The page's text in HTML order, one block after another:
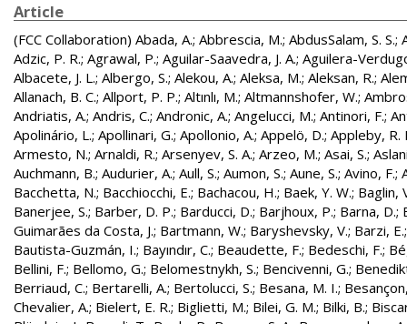
Article
(FCC Collaboration) Abada, A.; Abbrescia, M.; AbdusSalam, S. S.;
Adzic, P. R.; Agrawal, P.; Aguilar-Saavedra, J. A.; Aguilera-
Albacete, J. L.; Albergo, S.; Alekou, A.; Aleksa, M.; Aleksan, R.;
Allanach, B. C.; Allport, P. P.; Altınlı, M.; Altmannshofer, W.;
Andriatis, A.; Andris, C.; Andronic, A.; Angelucci, M.; Antinori, F.;
Apolinário, L.; Apollinari, G.; Apollonio, A.; Appelö, D.; Appleby, R.
Armesto, N.; Arnaldi, R.; Arsenyev, S. A.; Arzeo, M.; Asai, S.;
Auchmann, B.; Audurier, A.; Aull, S.; Aumon, S.; Aune, S.; Avino, F.;
Bacchetta, N.; Bacchiocchi, E.; Bachacou, H.; Baek, Y. W.; Baglin,
Banerjee, S.; Barber, D. P.; Barducci, D.; Barjhoux, P.; Barna, D.;
Guimarães da Costa, J.; Bartmann, W.; Baryshevsky, V.; Barzi, E.
Bautista-Guzmán, I.; Bayındır, C.; Beaudette, F.; Bedeschi, F.;
Bellini, F.; Bellomo, G.; Belomestnykh, S.; Bencivenni, G.;
Berriaud, C.; Bertarelli, A.; Bertolucci, S.; Besana, M. I.;
Chevalier, A.; Bielert, E. R.; Biglietti, M.; Bilei, G. M.; Bilki, B.;